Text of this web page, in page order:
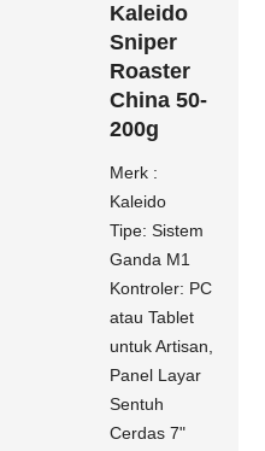
Kaleido
Sniper
Roaster
China 50-
200g
Merk :
Kaleido
Tipe: Sistem
Ganda M1
Kontroler: PC
atau Tablet
untuk Artisan,
Panel Layar
Sentuh
Cerdas 7"